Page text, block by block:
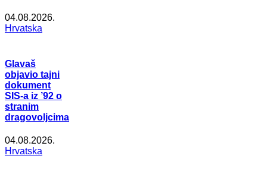
04.08.2026.
Hrvatska
Glavaš
objavio tajni
dokument
SIS-a iz ’92 o
stranim
dragovoljcima
04.08.2026.
Hrvatska